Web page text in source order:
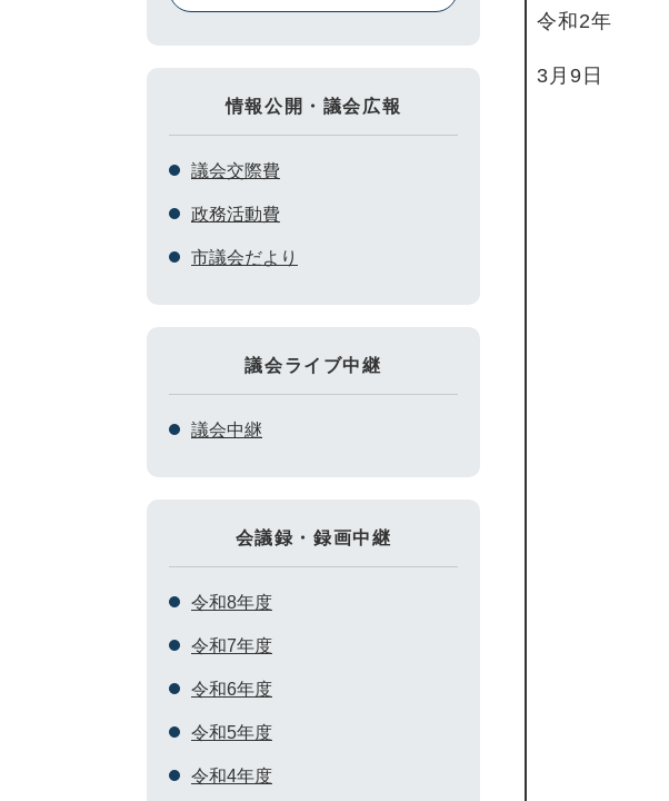
令和2年
3月9日
情報公開・議会広報
議会交際費
政務活動費
市議会だより
議会ライブ中継
議会中継
会議録・録画中継
令和8年度
令和7年度
令和6年度
令和5年度
令和4年度